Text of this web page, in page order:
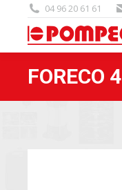
04 96 20 61 61
FORECO 4